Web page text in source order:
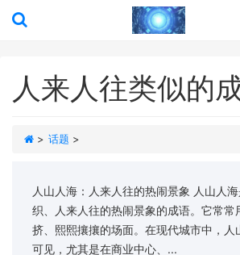
人来人往类似的
> 话题 >
人山人海：人来人往的热闹景象 人山人
织、人来人往的热闹景象的成语。它常常
挤、熙熙攘攘的场面。在现代城市中，人
可见，尤其是在商业中心、...